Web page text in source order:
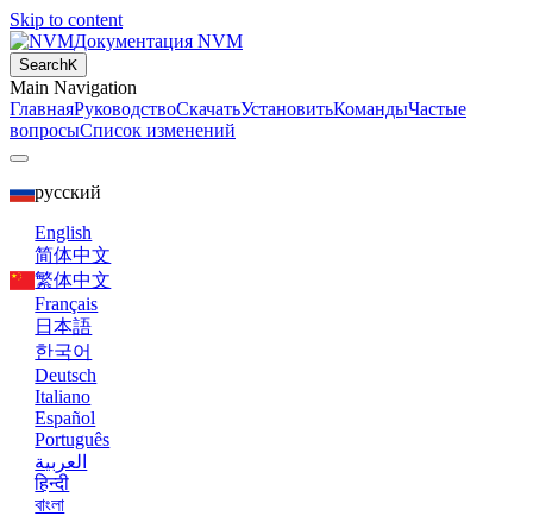
Skip to content
Документация NVM
SearchK
Main Navigation
ГлавнаяРуководствоСкачатьУстановитьКомандыЧастые
вопросыСписок изменений
русский
English
简体中文
繁体中文
Français
日本語
한국어
Deutsch
Italiano
Español
Português
العربية
हिन्दी
বাংলা